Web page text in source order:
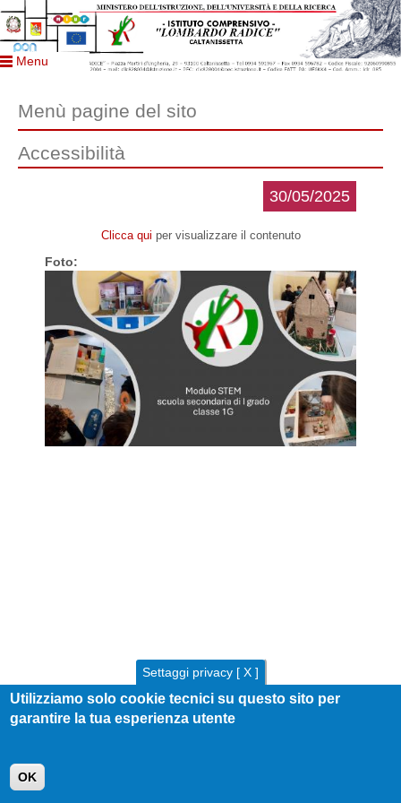
Menu
Menù pagine del sito
Accessibilità
30/05/2025
Clicca qui per visualizzare il contenuto
Foto:
Settaggi privacy [ X ]
Utilizziamo solo cookie tecnici su questo sito per
garantire la tua esperienza utente
OK